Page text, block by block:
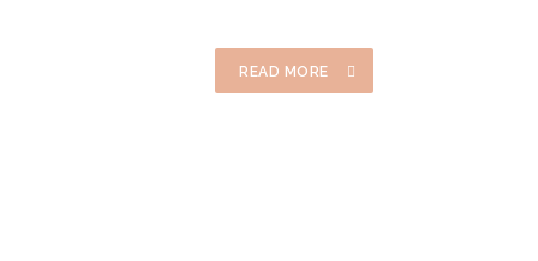
READ MORE